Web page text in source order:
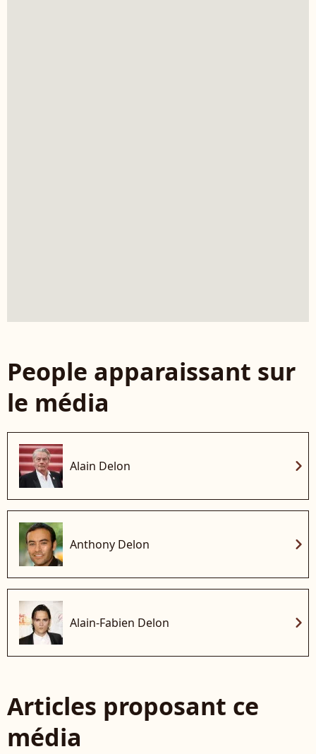
People apparaissant sur
le média
Alain Delon chevron_right
Anthony Delon chevron_right
Alain-Fabien Delon chevron_right
Articles proposant ce
média